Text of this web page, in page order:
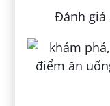
Đánh giá